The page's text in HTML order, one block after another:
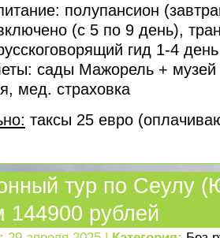
полупансион
(с 5 по 9 день),
гид 1-4
сады Мажорель +
мед. cтраховка
таксы 25 евро
тур по Сеулу
144900 рублей